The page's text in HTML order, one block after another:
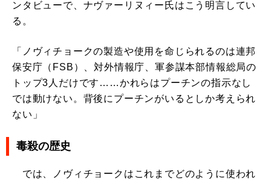
ンタビューで、ナヴァーリヌィー氏はこう明言してい
る。
「ノヴィチョークの製造や使用を命じられるのは連邦
保安庁（FSB）、対外情報庁、軍参謀本部情報総局の
トップ3人だけです……かれらはプーチンの指示なし
では動けない。背後にプーチンがいるとしか考えられ
ない」
毒殺の歴史
では、ノヴィチョークはこれまでどのように使われ